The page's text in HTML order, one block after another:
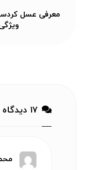
معرفی عسل
۱۷ دیدگاه ها